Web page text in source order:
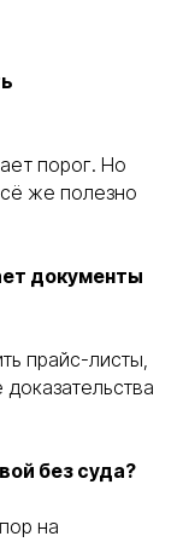
порог. Но
же полезно
документы
прайс-листы,
без суда?
на